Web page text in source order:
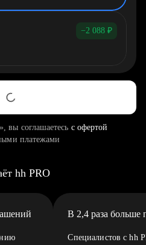
−2 088 ₽
вы соглашаетесь с офертой
платежами
hh PRO
В 2,4 раза больше
Специалистов с hh